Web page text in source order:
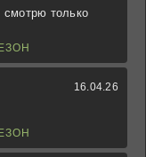
только
16.04.26